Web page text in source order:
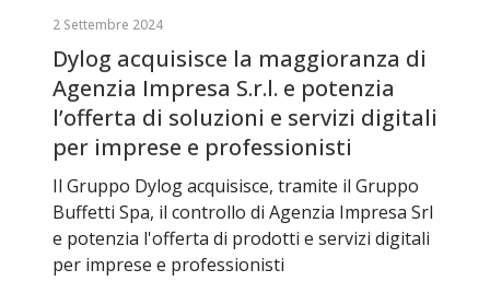
2 Settembre 2024
Dylog acquisisce la maggioranza di
Agenzia Impresa S.r.l. e potenzia
l’offerta di soluzioni e servizi digitali
per imprese e professionisti
Il Gruppo Dylog acquisisce, tramite il Gruppo
Buffetti Spa, il controllo di Agenzia Impresa Srl
e potenzia l'offerta di prodotti e servizi digitali
per imprese e professionisti